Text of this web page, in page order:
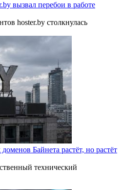
вызвал перебои в работе
hoster.by столкнулась
Байнета растёт, но растёт
технический